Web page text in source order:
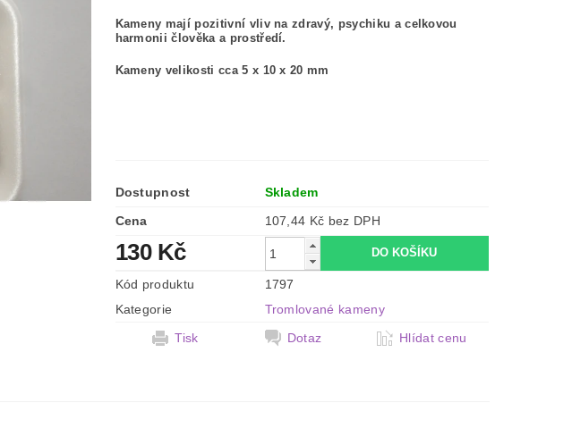
Kameny mají pozitivní vliv na zdravý, psychiku a celkovou
harmonii člověka a prostředí.
Kameny velikosti cca 5 x 10 x 20 mm
Dostupnost
Skladem
Cena
107,44 Kč bez DPH
130 Kč
Kód produktu
1797
Kategorie
Tromlované kameny
Tisk
Dotaz Hlídat cenu